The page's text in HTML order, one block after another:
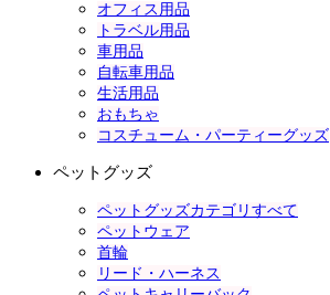
オフィス用品
トラベル用品
車用品
自転車用品
生活用品
おもちゃ
コスチューム・パーティーグッズ
ペットグッズ
ペットグッズカテゴリすべて
ペットウェア
首輪
リード・ハーネス